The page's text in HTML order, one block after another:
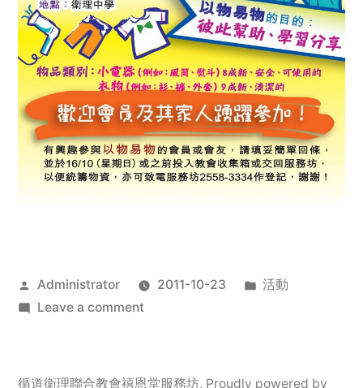
Posted
by
Administrator 2011-10-23
Posted
活動
Leave a commenton
服
循道衛理聯合教會禧恩堂服務坊, Proudly powered by